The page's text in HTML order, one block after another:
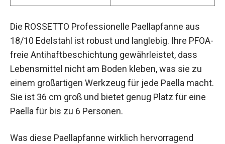
Die ROSSETTO Professionelle Paellapfanne aus
18/10 Edelstahl ist robust und langlebig. Ihre PFOA-
freie Antihaftbeschichtung gewährleistet, dass
Lebensmittel nicht am Boden kleben, was sie zu
einem großartigen Werkzeug für jede Paella macht.
Sie ist 36 cm groß und bietet genug Platz für eine
Paella für bis zu 6 Personen.
Was diese Paellapfanne wirklich hervorragend